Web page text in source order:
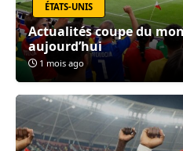
ÉTATS-UNIS
Actualités coupe du
aujourd’hui
1 mois ago